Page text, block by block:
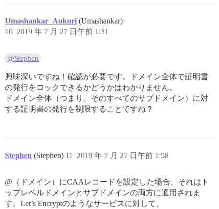
Umashankar_Ankuri (Umashankar)
2019 年 7 月 27 日午前 1:31
10
@Stephen
興味深いですね！確認が必要です。ドメイン全体で証明書
の発行をロックできるかどうかはわかりません。
ドメイン全体（つまり、そのすべてのサブドメイン）に対
する証明書の発行を制限することですね？
Stephen (Stephen) 2019 年 7 月 27 日午前 1:58
11
@（ドメイン）にCAAレコードを設定した場合、それはト
ップレベルドメインとサブドメインの両方に適用されま
す。Let’s Encryptのようなサービスに対して、